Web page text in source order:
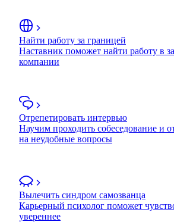
Найти работу за границей
Наставник поможет найти работу в
компании
Отрепетировать интервью
Научим проходить собеседование и
на неудобные вопросы
Вылечить синдром самозванца
Карьерный психолог поможет
увереннее